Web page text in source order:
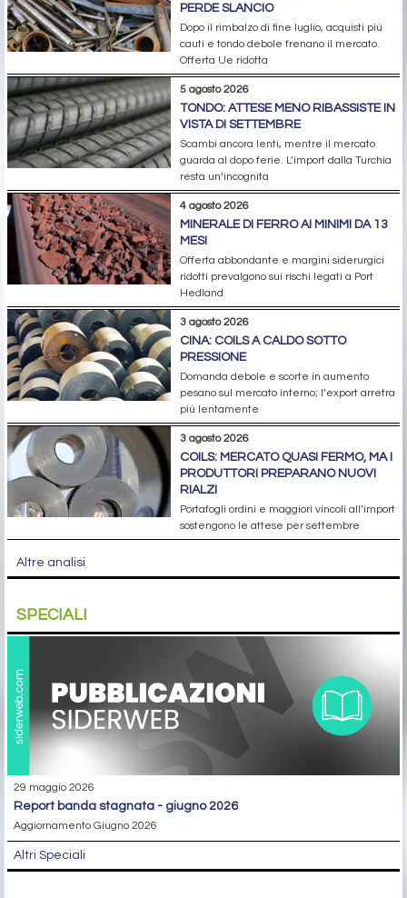
PERDE SLANCIO
Dopo il rimbalzo di fine luglio, acquisti più
cauti e tondo debole frenano il mercato.
Offerta Ue ridotta
5 agosto 2026
TONDO: ATTESE MENO RIBASSISTE IN
VISTA DI SETTEMBRE
Scambi ancora lenti, mentre il mercato
guarda al dopo ferie. L’import dalla Turchia
resta un’incognita
4 agosto 2026
MINERALE DI FERRO AI MINIMI DA 13
MESI
Offerta abbondante e margini siderurgici
ridotti prevalgono sui rischi legati a Port
Hedland
3 agosto 2026
CINA: COILS A CALDO SOTTO
PRESSIONE
Domanda debole e scorte in aumento
pesano sul mercato interno; l’export arretra
più lentamente
3 agosto 2026
COILS: MERCATO QUASI FERMO, MA I
PRODUTTORI PREPARANO NUOVI
RIALZI
Portafogli ordini e maggiori vincoli all’import
sostengono le attese per settembre
Altre analisi
SPECIALI
29 maggio 2026
report banda stagnata - giugno 2026
Aggiornamento Giugno 2026
Altri Speciali